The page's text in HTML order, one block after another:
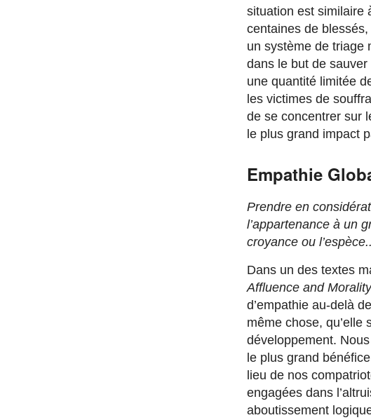
situation est similaire
centaines de
un système de triage
dans le but de
une quantité limitée
les victimes de
de se concentrer sur
le plus grand impact
Empathie
Prendre en
l’appartenance à un
croyance ou l’espèce..
Dans un des textes
Affluence and Morality
d’empathie au-delà
même chose, qu’elle
développement.
le plus grand
lieu de nos
engagées dans
aboutissement